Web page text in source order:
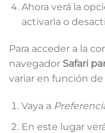
Ahora verá la
activarla o
Para acceder a la
navegador Safari
variar en función
Vaya a
En este lugar